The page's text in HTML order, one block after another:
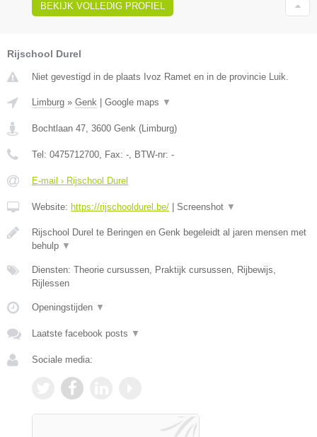
BEKIJK VOLLEDIG PROFIEL
Rijschool Durel
Niet gevestigd in de plaats Ivoz Ramet en in de provincie Luik.
Limburg » Genk Google maps ▼
Bochtlaan 47, 3600 Genk (Limburg)
Tel: 0475712700, Fax: -, BTW-nr: -
E-mail › Rijschool Durel
Website: https://rijschooldurel.be/ Screenshot ▼
Rijschool Durel te Beringen en Genk begeleidt al jaren mensen met
behulp ▼
Diensten: Theorie cursussen, Praktijk cursussen, Rijbewijs,
Rijlessen
Openingstijden ▼
Laatste facebook posts ▼
Sociale media: